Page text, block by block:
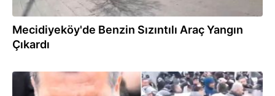
Mecidiyeköy'de Benzin Sızıntılı Araç Yangın
Çıkardı
01.05.2026